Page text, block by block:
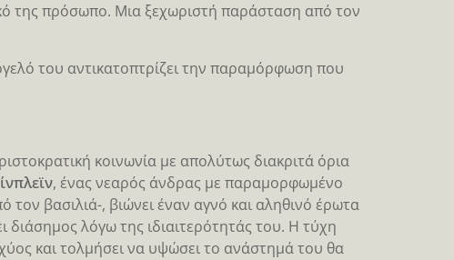
της πρόσωπο. Μια ξεχωριστή παράσταση από τον
του αντικατοπτρίζει την παραμόρφωση που
κοινωνία με απολύτως διακριτά όρια
, ένας νεαρός άνδρας με παραμορφωμένο
βασιλιά-, βιώνει έναν αγνό και αληθινό έρωτα
διάσημος λόγω της ιδιαιτερότητάς του. Η τύχη
και τολμήσει να υψώσει το ανάστημά του θα